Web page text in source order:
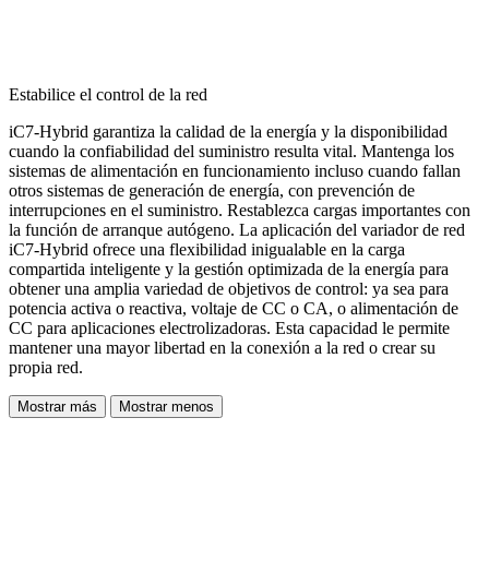
Estabilice el control de la red
iC7-Hybrid garantiza la calidad de la energía y la disponibilidad
cuando la confiabilidad del suministro resulta vital. Mantenga los
sistemas de alimentación en funcionamiento incluso cuando fallan
otros sistemas de generación de energía, con prevención de
interrupciones en el suministro. Restablezca cargas importantes con
la función de arranque autógeno. La aplicación del variador de red
iC7-Hybrid ofrece una flexibilidad inigualable en la carga
compartida inteligente y la gestión optimizada de la energía para
obtener una amplia variedad de objetivos de control: ya sea para
potencia activa o reactiva, voltaje de CC o CA, o alimentación de
CC para aplicaciones electrolizadoras. Esta capacidad le permite
mantener una mayor libertad en la conexión a la red o crear su
propia red.
Mostrar más Mostrar menos